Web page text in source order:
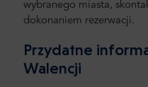
wybranego miasta,
dokonaniem rezerwacji.
Przydatne
Walencji